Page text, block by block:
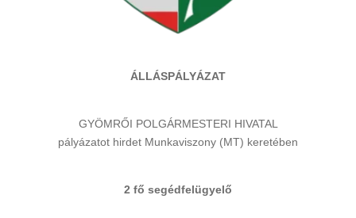
ÁLLÁSPÁLYÁZAT
GYÖMRŐI POLGÁRMESTERI HIVATAL
pályázatot hirdet Munkaviszony (MT) keretében
2 fő segédfelügyelő